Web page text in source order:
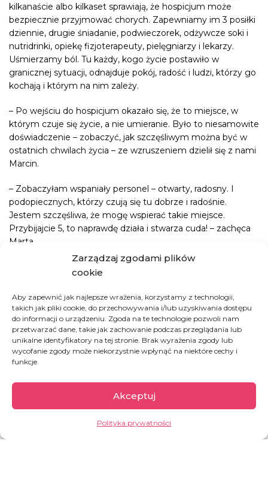
Zarządzaj zgodami plików
cookie
Aby zapewnić jak najlepsze wrażenia, korzystamy z technologii,
takich jak pliki cookie, do przechowywania i/lub uzyskiwania dostępu
do informacji o urządzeniu. Zgoda na te technologie pozwoli nam
przetwarzać dane, takie jak zachowanie podczas przeglądania lub
unikalne identyfikatory na tej stronie. Brak wyrażenia zgody lub
wycofanie zgody może niekorzystnie wpłynąć na niektóre cechy i
funkcje.
Akceptuj
Polityka prywatności
Rwanda
Rwanda to jeden z najmniejszych krajów na
kontynencie afrykańskim, a przy tym najgęściej
zaludniony. Na 1 km przypada ok.525
! Ze względu na ukształtowanie
kilkanaście albo kilkaset sprawiają, że hospicjum może
bezpiecznie przyjmować chorych. Zapewniamy im 3 posiłki
dziennie, drugie śniadanie, podwieczorek, odżywcze soki i
nutridrinki, opiekę fizjoterapeuty, pielęgniarzy i lekarzy.
Uśmierzamy ból. Tu każdy, kogo życie postawiło w
granicznej sytuacji, odnajduje pokój, radość i ludzi, którzy go
kochają i którym na nim zależy.
– Po wejściu do hospicjum okazało się, że to miejsce, w
którym czuje się życie, a nie umieranie. Było to niesamowite
doświadczenie – zobaczyć, jak szczęśliwym można być w
ostatnich chwilach życia – ze wzruszeniem dzielił się z nami
Marcin.
– Zobaczyłam wspaniały personel – otwarty, radosny. I
podopiecznych, którzy czują się tu dobrze i radośnie.
Jestem szczęśliwa, że mogę wspierać takie miejsce.
Przybijajcie 5, to naprawdę działa i stwarza cuda! – zachęca
Marta.
Dziękujemy Wam, że to hospicjum, tworzymy RAZEM!